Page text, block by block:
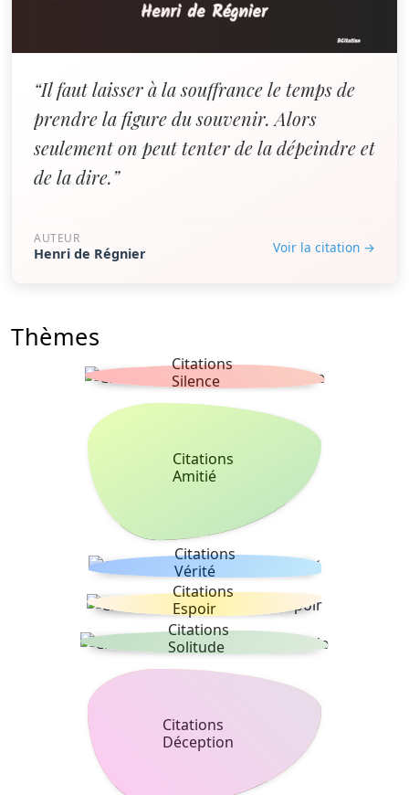
“Il faut laisser à la souffrance le temps de
prendre la figure du souvenir. Alors
seulement on peut tenter de la dépeindre et
de la dire.”
AUTEUR
Henri de Régnier Voir la citation →
Thèmes
Citations
Silence
Citations
Amitié
Citations
Vérité
Citations
Espoir
Citations
Solitude
Citations
Déception